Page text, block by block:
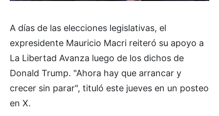
A días de las elecciones legislativas, el
expresidente Mauricio Macri reiteró su apoyo a
La Libertad Avanza luego de los dichos de
Donald Trump. "Ahora hay que arrancar y
crecer sin parar", tituló este jueves en un posteo
en X.